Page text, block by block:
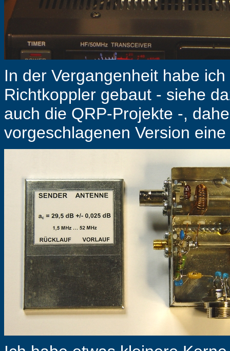
In der Vergangenheit habe
Richtkoppler gebaut - siehe
auch die QRP-Projekte -,
vorgeschlagenen Version